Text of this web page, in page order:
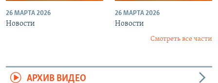
26 МАРТА 2026
Новости
26 МАРТА 2026
Новости
Смотреть все части
АРХИВ ВИДЕО